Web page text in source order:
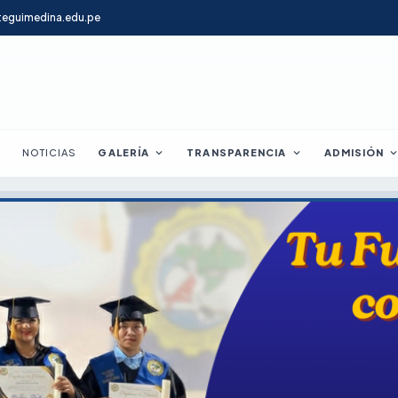
NOTICIAS GALERÍA expand_more TRANSPARENCIA expand_more ADMISIÓN expand_more
MEDINA